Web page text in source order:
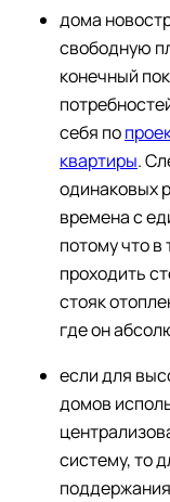
дома
свободную
конечный
себя по
квартиры.
одинаковых
времена с
потому что в
проходить
стояк
где он
если для
домов
систему, то